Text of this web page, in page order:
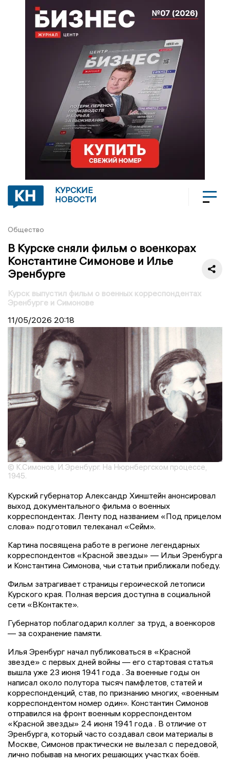
КУРСКИЕ
НОВОСТИ
Общество
В Курске сняли фильм о военкорах
Константине Симонове и Илье
Эренбурге
Курск выпустил фильм о военных корреспондентах
Эренбурге и Симонове
11/05/2026 20:18
© К.Симонов, И.Эренбург. На Нюрнбергском процессе,
1945.
Курский губернатор Александр Хинштейн анонсировал
выход документального фильма о военных
корреспондентах. Ленту под названием «Под прицелом
слова» подготовил телеканал «Сейм».
Картина посвящена работе в регионе легендарных
корреспондентов «Красной звезды» — Ильи Эренбурга
и Константина Симонова, чьи статьи приближали победу.
Фильм затрагивает страницы героической летописи
Курского края. Полная версия доступна в социальной
сети «ВКонтакте».
Губернатор поблагодарил коллег за труд, а военкоров
— за сохранение памяти.
Илья Эренбург начал публиковаться в «Красной
звезде» с первых дней войны — его стартовая статья
вышла уже 23 июня 1941 года . За военные годы он
написал около полутора тысяч памфлетов, статей и
корреспонденций, став, по признанию многих, «военным
корреспондентом номер один». Константин Симонов
отправился на фронт военным корреспондентом
«Красной звезды» 24 июня 1941 года . В отличие от
Эренбурга, который часто создавал свои материалы в
Москве, Симонов практически не вылезал с передовой,
лично побывав на многих решающих участках боёв.